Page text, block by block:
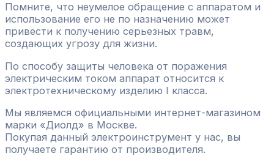
Помните, что неумелое обращение с аппаратом и
использование его не по назначению может
привести к получению серьезных травм,
создающих угрозу для жизни.
По способу защиты человека от поражения
электрическим током аппарат относится к
электротехническому изделию I класса.
Мы являемся официальными интернет-магазином
марки «Диолд» в Москве.
Покупая данный электроинструмент у нас, вы
получаете гарантию от производителя.